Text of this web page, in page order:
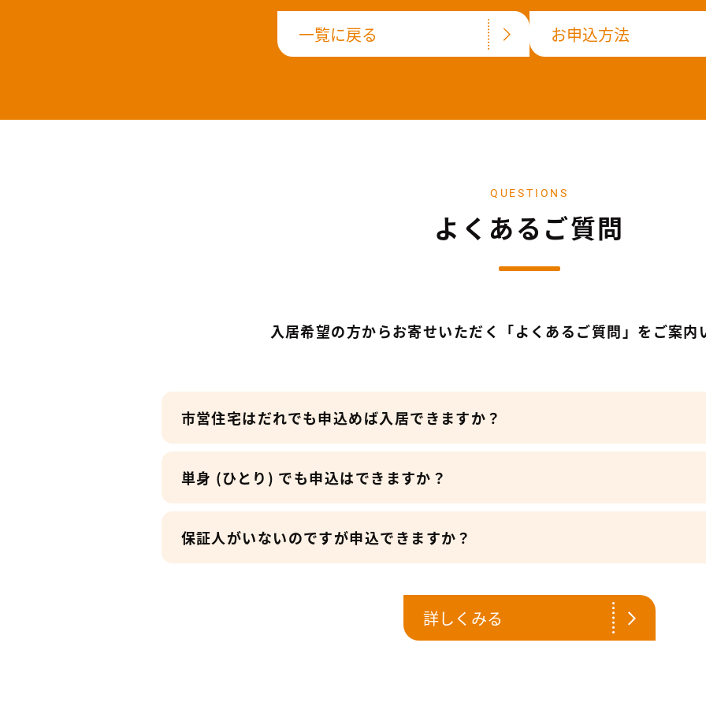
一覧に戻る お申込方法
QUESTIONS
よくあるご質問
入居希望の方からお寄せいただく「よくあるご質問」をご案内
市営住宅はだれでも申込めば入居できますか？
単身 (ひとり) でも申込はできますか？
保証人がいないのですが申込できますか？
詳しくみる